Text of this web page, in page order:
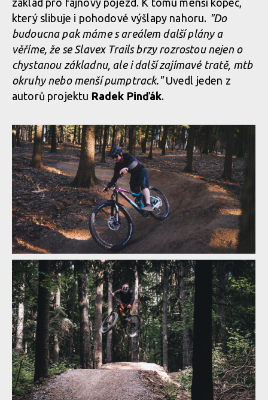
základ pro fajnový pojezd. K tomu menší kopec,
který slibuje i pohodové výšlapy nahoru. "Do
budoucna pak máme s areálem další plány a
věříme, že se Slavex Trails brzy rozrostou nejen o
chystanou základnu, ale i další zajímavé tratě, mtb
okruhy nebo menší pumptrack."Uvedl jeden z
autorů projektu Radek Pinďák.
Otvíračka: Slavex trails, nový trail park na Zlínsku zahajuje 11.
června